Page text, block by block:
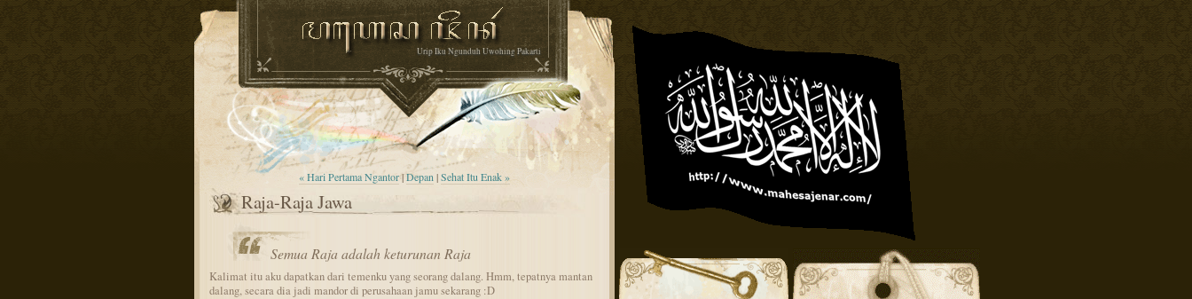
Urip Iku Ngunduh Uwohing Pakarti
« Hari Pertama Ngantor|Depan |Sehat Itu Enak »
Raja-Raja Jawa
Semua Raja adalah keturunan Raja
Kalimat itu aku dapatkan dari temenku yang seorang dalang. Hmm, tepatnya mantan
dalang, secara dia jadi mandor di perusahaan jamu sekarang :D